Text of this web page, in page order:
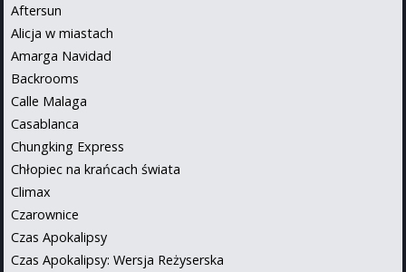
Aftersun
Alicja w miastach
Amarga Navidad
Backrooms
Calle Malaga
Casablanca
Chungking Express
Chłopiec na krańcach świata
Climax
Czarownice
Czas Apokalipsy
Czas Apokalipsy: Wersja Reżyserska